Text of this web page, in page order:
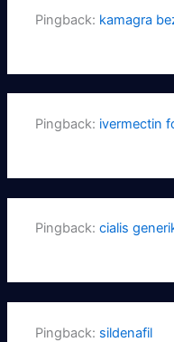
Pingback: kamagra
Pingback: ivermectin
Pingback:cialis
Pingback: sildenafil